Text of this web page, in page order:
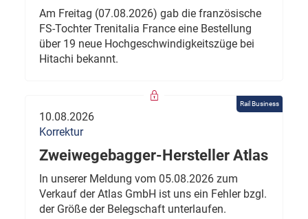
Am Freitag (07.08.2026) gab die französische
FS-Tochter Trenitalia France eine Bestellung
über 19 neue Hochgeschwindigkeitszüge bei
Hitachi bekannt.
Rail Business
10.08.2026
Korrektur
Zweiwegebagger-Hersteller Atlas
In unserer Meldung vom 05.08.2026 zum
Verkauf der Atlas GmbH ist uns ein Fehler bzgl.
der Größe der Belegschaft unterlaufen.